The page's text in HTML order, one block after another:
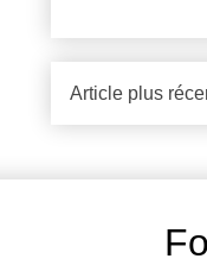
Article plus